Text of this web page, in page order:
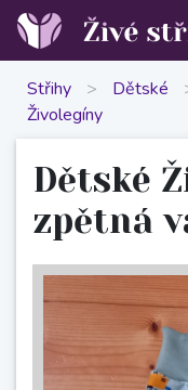
Střihy > Dětské
Živolegíny
Dětské
zpětná